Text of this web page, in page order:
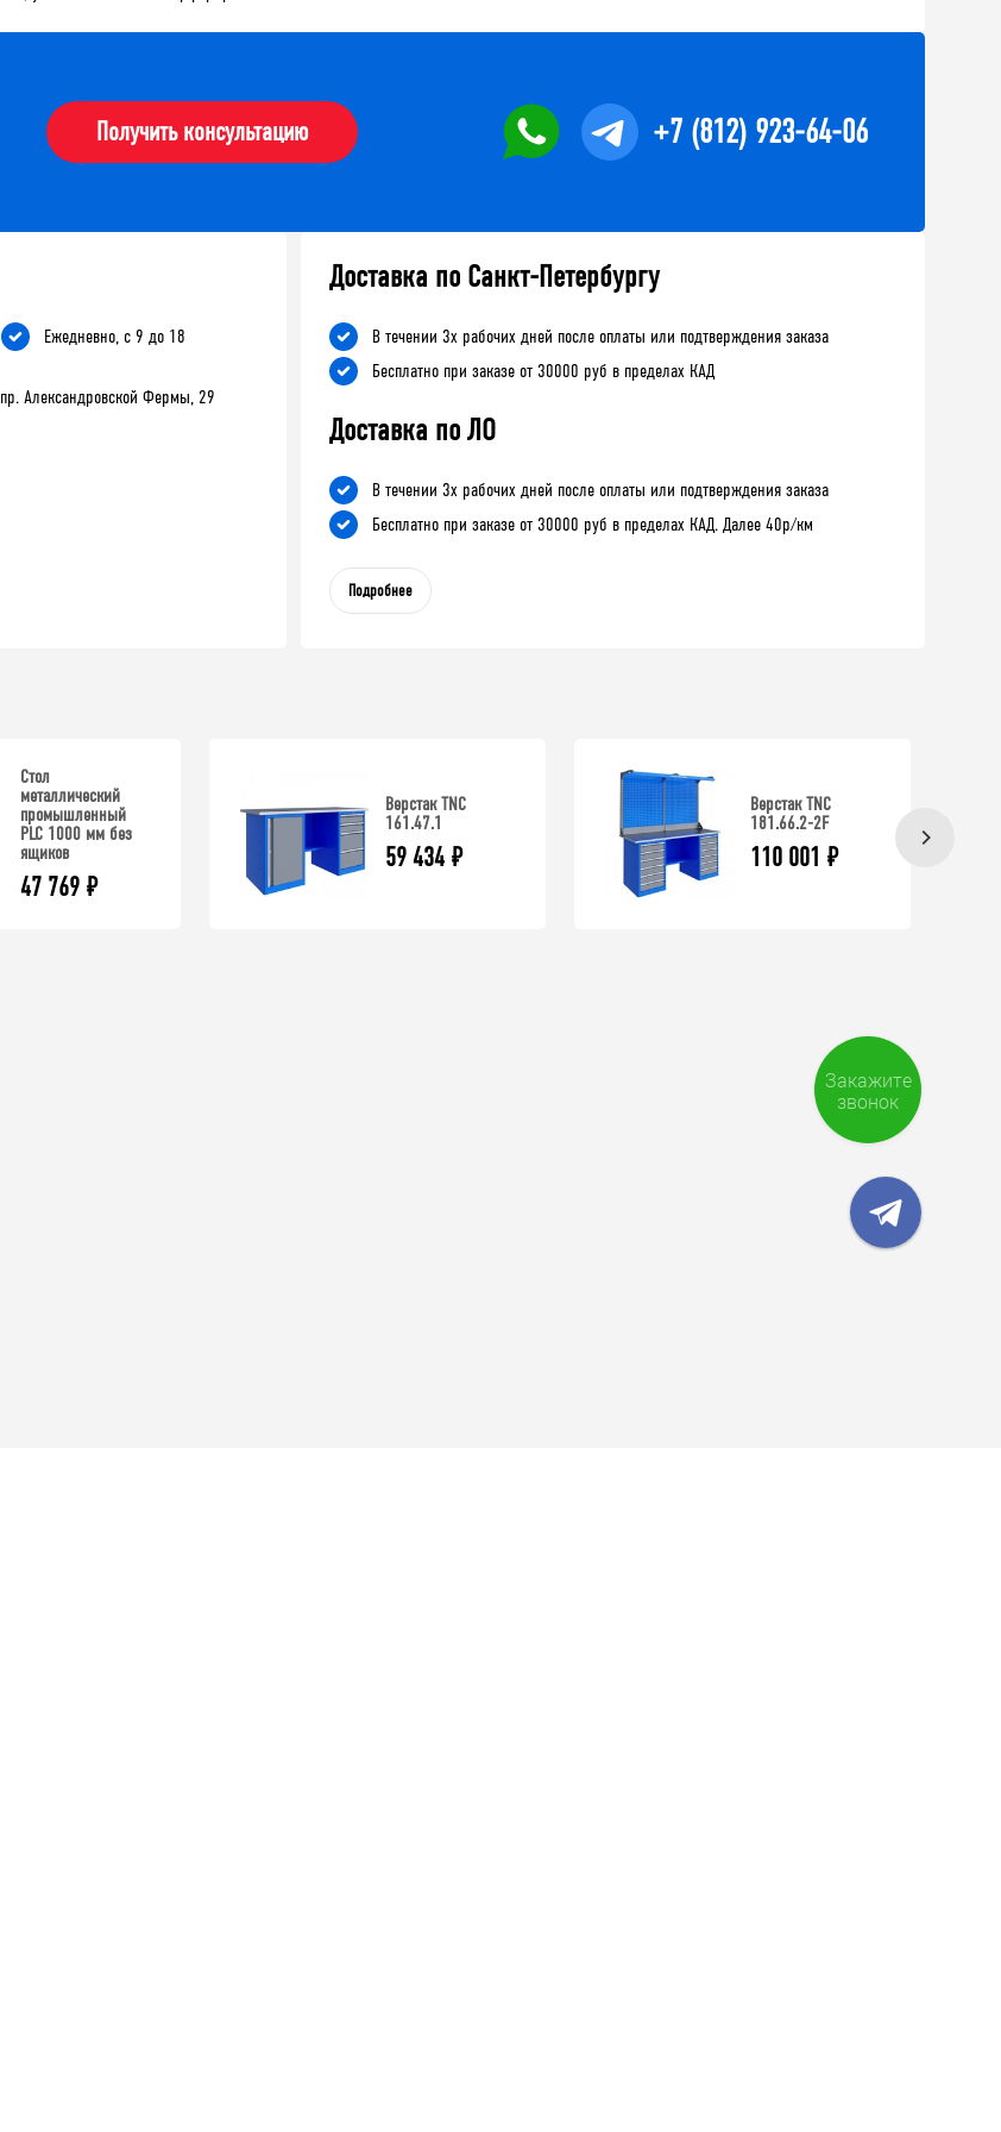
Получить консультацию +7 (812) 923-64-06
Ежедневно, с 9 до 18
пр. Александровской Фермы, 29
Доставка по Санкт-Петербургу
В течении 3х рабочих дней после оплаты или подтверждения заказа
Бесплатно при заказе от 30000 руб в пределах КАД
Доставка по ЛО
В течении 3х рабочих дней после оплаты или подтверждения заказа
Бесплатно при заказе от 30000 руб в пределах КАД. Далее 40р/км
Подробнее
Стол
металлический
промышленный
PLC 1000 мм без
ящиков
47 769 ₽
Верстак TNC
161.47.1
59 434 ₽
Верстак TNC
181.66.2-2F
110 001 ₽
Закажите
звонок